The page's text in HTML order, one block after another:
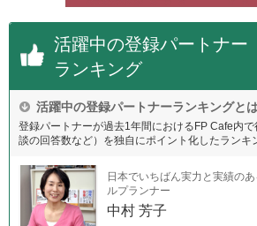
活躍中の登録パートナー
ランキング
活躍中の登録パートナーランキングと
登録パートナーが過去1年間におけるFP Cafe内
談の回答数など）を独自にポイント化したランキ
日本でいちばん実力と実績の
ルプランナー
中村 芳子